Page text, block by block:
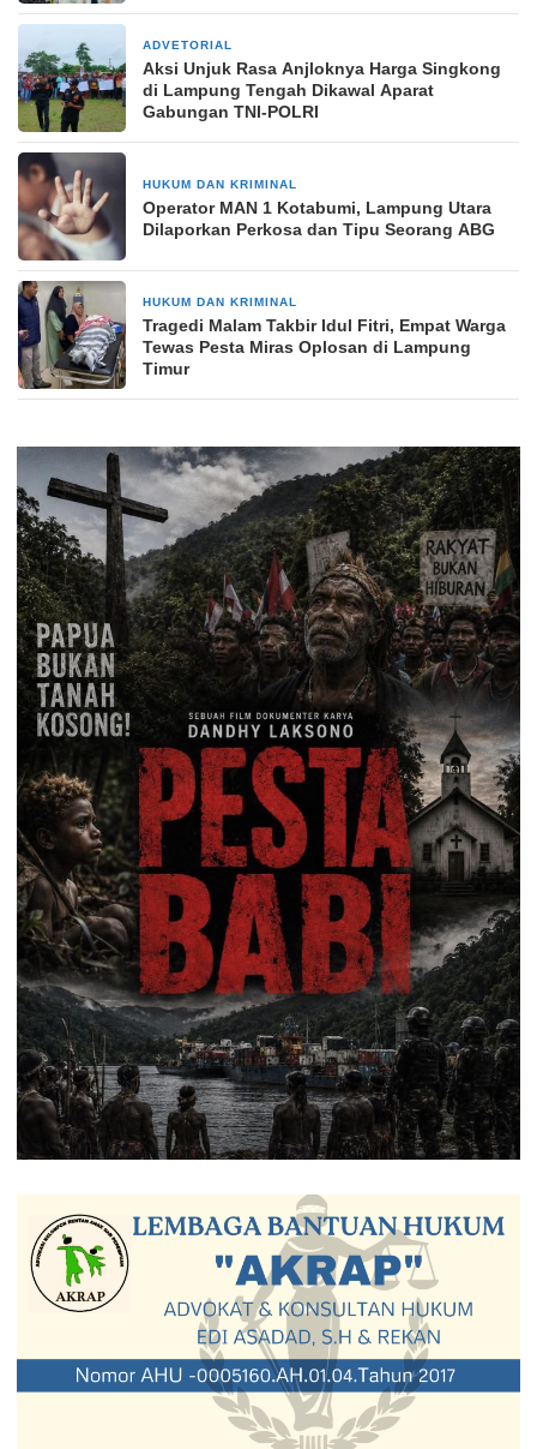
ADVETORIAL
Aksi Unjuk Rasa Anjloknya Harga Singkong
di Lampung Tengah Dikawal Aparat
Gabungan TNI-POLRI
HUKUM DAN KRIMINAL
Operator MAN 1 Kotabumi, Lampung Utara
Dilaporkan Perkosa dan Tipu Seorang ABG
HUKUM DAN KRIMINAL
Tragedi Malam Takbir Idul Fitri, Empat Warga
Tewas Pesta Miras Oplosan di Lampung
Timur